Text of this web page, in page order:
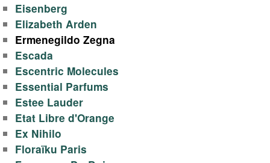
т
н
о
й
в
Eisenberg
Elizabeth Arden
Ermenegildo Zegna
Escada
Escentric Molecules
Essential Parfums
Estee Lauder
Etat Libre d'Orange
Ex Nihilo
Floraïku Paris